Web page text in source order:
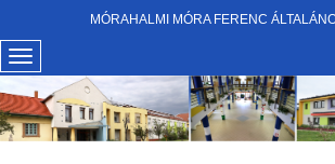
MÓRAHALMI MÓRA FERENC